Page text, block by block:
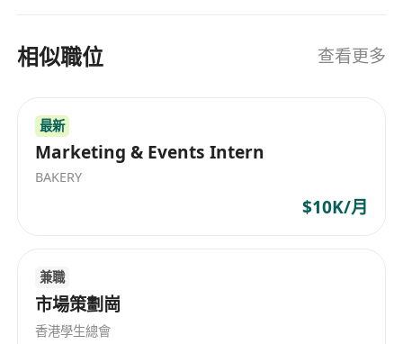
(Sichuan cuisine, Cantonese cuisine, Hong
European fusion, and modern Asian cuisines
across major areas and shopping malls in Hong
Kong. LUBUDS® continues to expand in Hong
Kong and Macau, boasting over 1,200
employees and more than 43 award-winning
its presence felt in the culinary industry,
dedicated to providing high-quality food and
service to customers.
相似職位 查看更多
最新
Marketing & Events Intern
BAKERY
$10K/月
兼職
市場策劃崗
香港學生總會